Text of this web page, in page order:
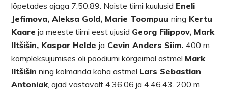
lõpetades ajaga 7.50.89. Naiste tiimi kuulusid Eneli
Jefimova, Aleksa Gold, Marie Toompuuning Kertu
Kaare ja meeste tiimi eest ujusid Georg Filippov, Mark
Iltšišin, Kaspar Heldeja Cevin Anders Siim.400 m
kompleksujumises oli poodiumi kõrgeimal astmel Mark
Iltšišin ning kolmanda koha astmel Lars Sebastian
Antoniak, ajad vastavalt 4.36.06 ja 4.46.43. 200 m